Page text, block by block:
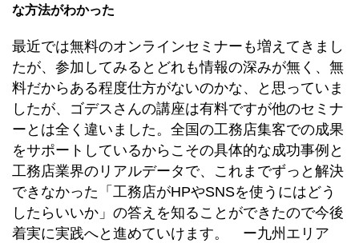
な方法がわかった
最近では無料のオンラインセミナーも増えてきまし
たが、参加してみるとどれも情報の深みが無く、無
料だからある程度仕方がないのかな、と思っていま
したが、ゴデスさんの講座は有料ですが他のセミナ
ーとは全く違いました。全国の工務店集客での成果
をサポートしているからこその具体的な成功事例と
工務店業界のリアルデータで、これまでずっと解決
できなかった「工務店がHPやSNSを使うにはどう
したらいいか」の答えを知ることができたので今後
着実に実践へと進めていけます。 ー九州エリア